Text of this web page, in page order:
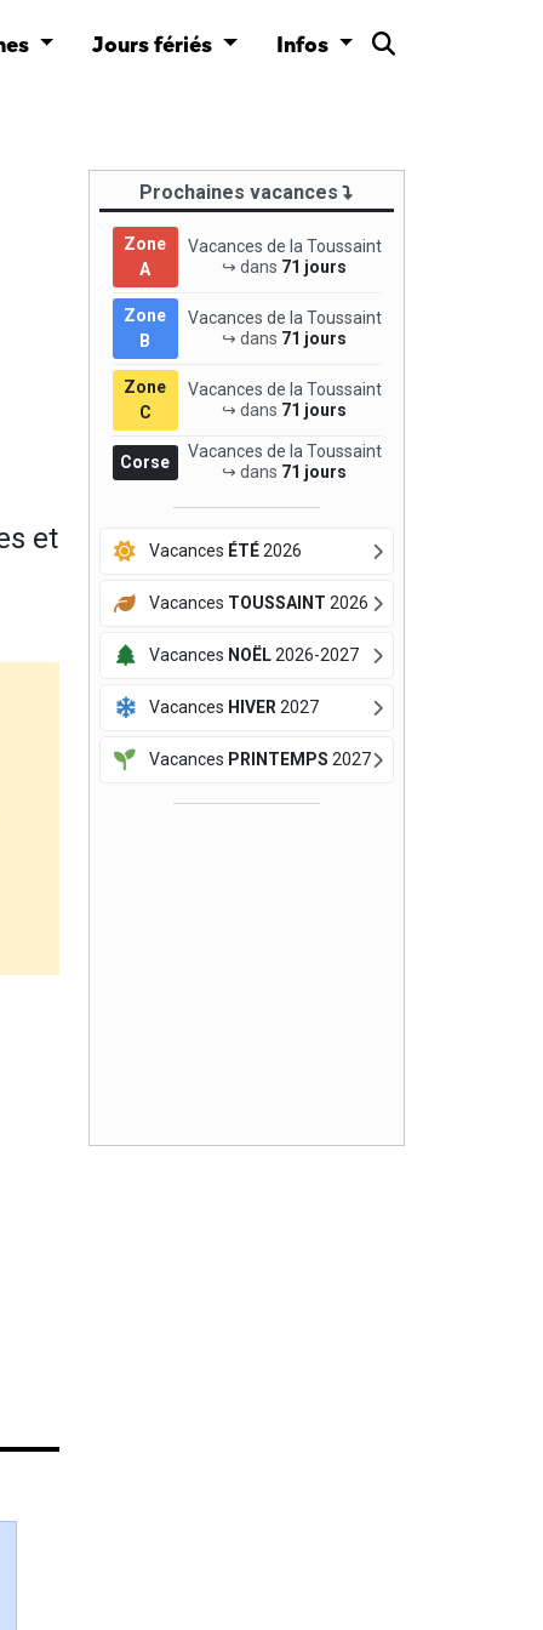
Jours fériés Infos
et
Prochaines vacances
Zone
A
Vacances de la Toussaint
↪ dans 71 jours
Zone
B
Vacances de la Toussaint
↪ dans 71 jours
Zone
C
Vacances de la Toussaint
↪ dans 71 jours
Corse
Vacances de la Toussaint
↪ dans 71 jours
Vacances ÉTÉ2026
Vacances TOUSSAINT 2026
Vacances NOËL2026-2027
Vacances HIVER 2027
Vacances PRINTEMPS 2027